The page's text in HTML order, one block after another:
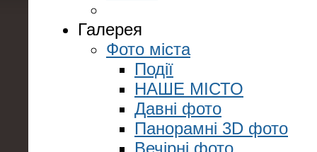
Галерея
Фото міста
Події
НАШЕ МІСТО
Давні фото
Панорамні 3D фото
Вечірні фото